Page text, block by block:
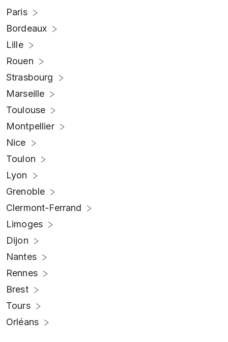
Paris
Bordeaux
Lille
Rouen
Strasbourg
Marseille
Toulouse
Montpellier
Nice
Toulon
Lyon
Grenoble
Clermont-Ferrand
Limoges
Dijon
Nantes
Rennes
Brest
Tours
Orléans